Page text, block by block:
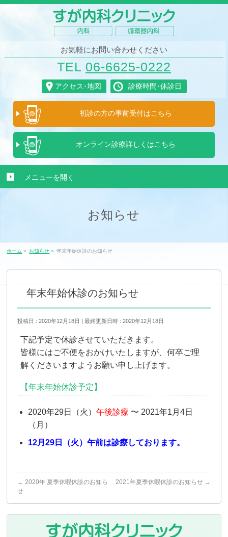
お気軽にお問い合わせください
TEL 06-6625-0222
アクセス･地図 診療時間･休診日
初診の方の事前受付はこちら
オンライン診療詳しくはこちら
メニューを開く
お知らせ
ホーム » お知らせ » 年末年始休診のお知らせ
年末年始休診のお知らせ
投稿日 : 2020年12月18日 最終更新日時 : 2020年12月18日
下記予定で休診させていただきます。
皆様にはご不便をおかけいたしますが、何卒ご理
解くださいますようお願い申し上げます。
【年末年始休診予定】
2020年29日（火）午後診療 〜 2021年1月4日
（月）
12月29日（火）午前は診療しております。
← 2020年 夏季休暇休診のお知ら
せ
2021年夏季休暇休診のお知らせ →